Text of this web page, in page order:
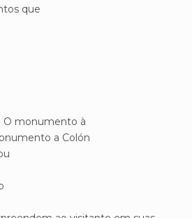
que
O monumento à
a Colón